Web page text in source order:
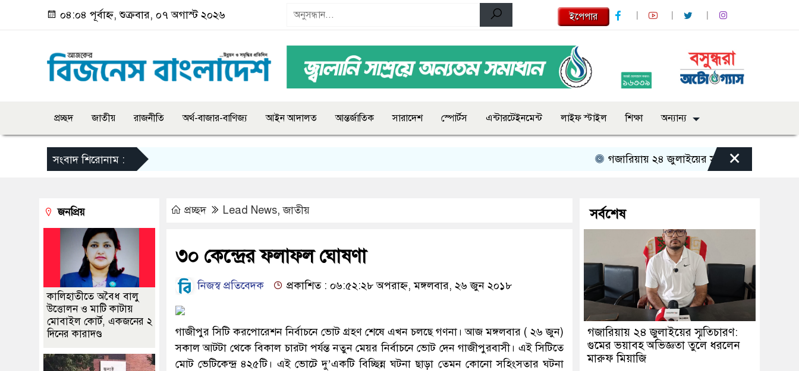
০৪:০৪ পূর্বাহ্ন, শুক্রবার, ০৭ অগাস্ট ২০২৬ ইপেপার
প্রচ্ছদ জাতীয় রাজনীতি অর্থ-বাজার-বাণিজ্য আইন আদালত আন্তর্জাতিক সারাদেশ স্পোর্টস এন্টারটেইনমেন্ট লাইফ স্টাইল শিক্ষা অন্যান্য
সংবাদ শিরোনাম : গজারিয়ায় ২৪ জুলাইয়ের স্মৃতিচারণ: গুমের ভয়াবহ
×
প্রচ্ছদ Lead News,জাতীয়
৩০ কেন্দ্রের ফলাফল ঘোষণা
নিজস্ব প্রতিবেদক প্রকাশিত : ০৬:৫২:২৮ অপরাহ্ন, মঙ্গলবার, ২৬ জুন ২০১৮
গাজীপুর সিটি করপোরেশন নির্বাচনে ভোট গ্রহণ শেষে এখন চলছে গণনা। আজ মঙ্গলবার ( ২৬ জুন)
সকাল আটটা থেকে বিকাল চারটা পর্যন্ত নতুন মেয়র নির্বাচনে ভোট দেন গাজীপুরবাসী। এই সিটিতে
মোট ভেটিকেন্দ্র ৪২৫টি। এই ভোটে দু’একটি বিচ্ছিন্ন ঘটনা ছাড়া তেমন কোনো সহিংসতার ঘটনা
জনপ্রিয়
কালিহাতীতে অবৈধ বালু
উত্তোলন ও মাটি কাটায়
মোবাইল কোর্ট, একজনের ২
দিনের কারাদণ্ড
সর্বশেষ
গজারিয়ায় ২৪ জুলাইয়ের স্মৃতিচারণ:
গুমের ভয়াবহ অভিজ্ঞতা তুলে ধরলেন
মারুফ মিয়াজি